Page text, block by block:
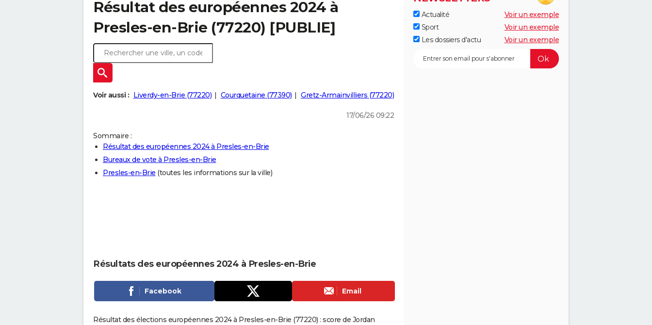
Résultat des européennes 2024 à
Presles-en-Brie (77220) [PUBLIE]
Voir aussi : Liverdy-en-Brie (77220) Courquetaine (77390) Gretz-Armainvilliers (77220)
17/06/26 09:22
Sommaire :
Résultat des européennes 2024 à Presles-en-Brie
Bureaux de vote à Presles-en-Brie
Presles-en-Brie (toutes les informations sur la ville)
Résultats des européennes 2024 à Presles-en-Brie
Facebook Email
Résultat des élections européennes 2024 à Presles-en-Brie (77220) : score de Jordan
Actualité
Voir un exemple
Sport
Voir un exemple
Les dossiers d'actu
Voir un exemple